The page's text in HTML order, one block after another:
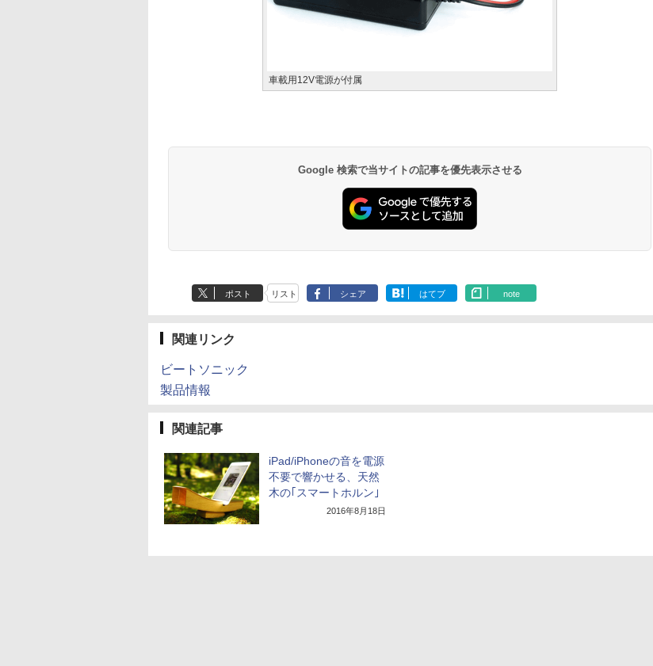
車載用12V電源が付属
Google 検索で当サイトの記事を優先表示させる
ポスト リスト シェア はてブ note
関連リンク
ビートソニック
製品情報
関連記事
iPad/iPhoneの音を電源
不要で響かせる、天然
木の｢スマートホルン｣
2016年8月18日